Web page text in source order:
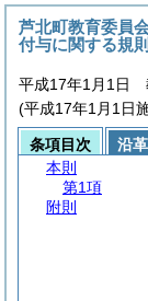
芦北町教育委員
付与に関する規則
平成17年1月1日
(平成17年1月1日
条項目次
沿革
本則
第1項
附則